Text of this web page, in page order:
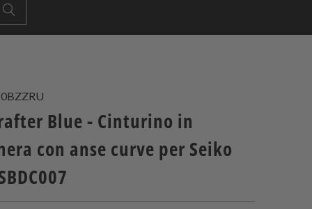
Blue - Cinturino in
con anse curve per Seiko